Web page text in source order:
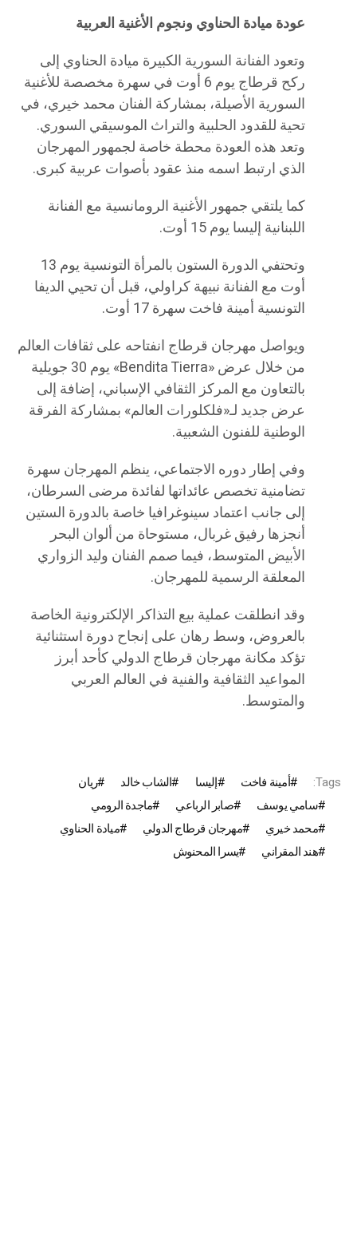
عودة ميادة الحناوي ونجوم الأغنية العربية
وتعود الفنانة السورية الكبيرة ميادة الحناوي إلى
ركح قرطاج يوم 6 أوت في سهرة مخصصة للأغنية
السورية الأصيلة، بمشاركة الفنان محمد خيري، في
تحية للقدود الحلبية والتراث الموسيقي السوري.
وتعد هذه العودة محطة خاصة لجمهور المهرجان
الذي ارتبط اسمه منذ عقود بأصوات عربية كبرى.
كما يلتقي جمهور الأغنية الرومانسية مع الفنانة
اللبنانية إليسا يوم 15 أوت.
وتحتفي الدورة الستون بالمرأة التونسية يوم 13
أوت مع الفنانة نبيهة كراولي، قبل أن تحيي الديفا
التونسية أمينة فاخت سهرة 17 أوت.
ويواصل مهرجان قرطاج انفتاحه على ثقافات العالم
من خلال عرض «Bendita Tierra» يوم 30 جويلية
بالتعاون مع المركز الثقافي الإسباني، إضافة إلى
عرض جديد لـ«فلكلورات العالم» بمشاركة الفرقة
الوطنية للفنون الشعبية.
وفي إطار دوره الاجتماعي، ينظم المهرجان سهرة
تضامنية تخصص عائداتها لفائدة مرضى السرطان،
إلى جانب اعتماد سينوغرافيا خاصة بالدورة الستين
أنجزها رفيق غربال، مستوحاة من ألوان البحر
الأبيض المتوسط، فيما صمم الفنان وليد الزواري
المعلقة الرسمية للمهرجان.
وقد انطلقت عملية بيع التذاكر الإلكترونية الخاصة
بالعروض، وسط رهان على إنجاح دورة استثنائية
تؤكد مكانة مهرجان قرطاج الدولي كأحد أبرز
المواعيد الثقافية والفنية في العالم العربي
والمتوسط.
Tags: أمينة فاخت إليسا الشاب خالد
ريان
سامي يوسف
صابر الرباعي
ماجدة الرومي
محمد خيري
مهرجان قرطاج الدولي
ميادة الحناوي
هند المقراني
يسرا المحنوش